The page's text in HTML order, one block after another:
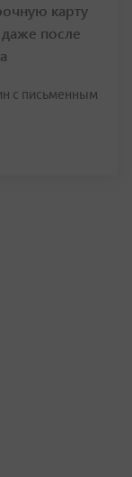
карту
после
с письменным